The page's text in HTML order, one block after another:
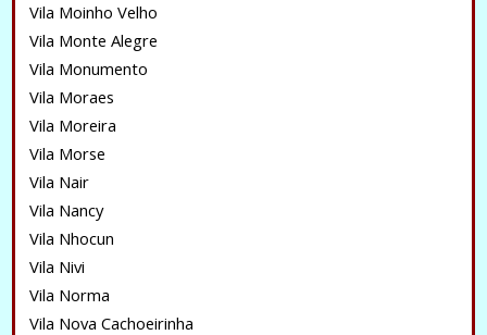
Vila Moinho Velho
Vila Monte Alegre
Vila Monumento
Vila Moraes
Vila Moreira
Vila Morse
Vila Nair
Vila Nancy
Vila Nhocun
Vila Nivi
Vila Norma
Vila Nova Cachoeirinha